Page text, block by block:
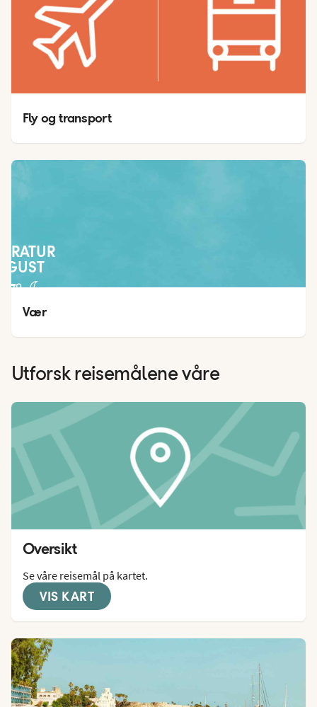
Fly og transport
°
Utforsk reisemålene våre
Oversikt
Se våre reisemål på kartet.
VIS KART